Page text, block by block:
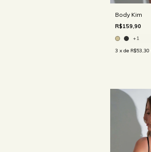
Body Kim
R$159,90
+1
3 x de R$53,30